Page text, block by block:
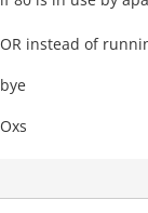
OR instead of
bye
Oxs